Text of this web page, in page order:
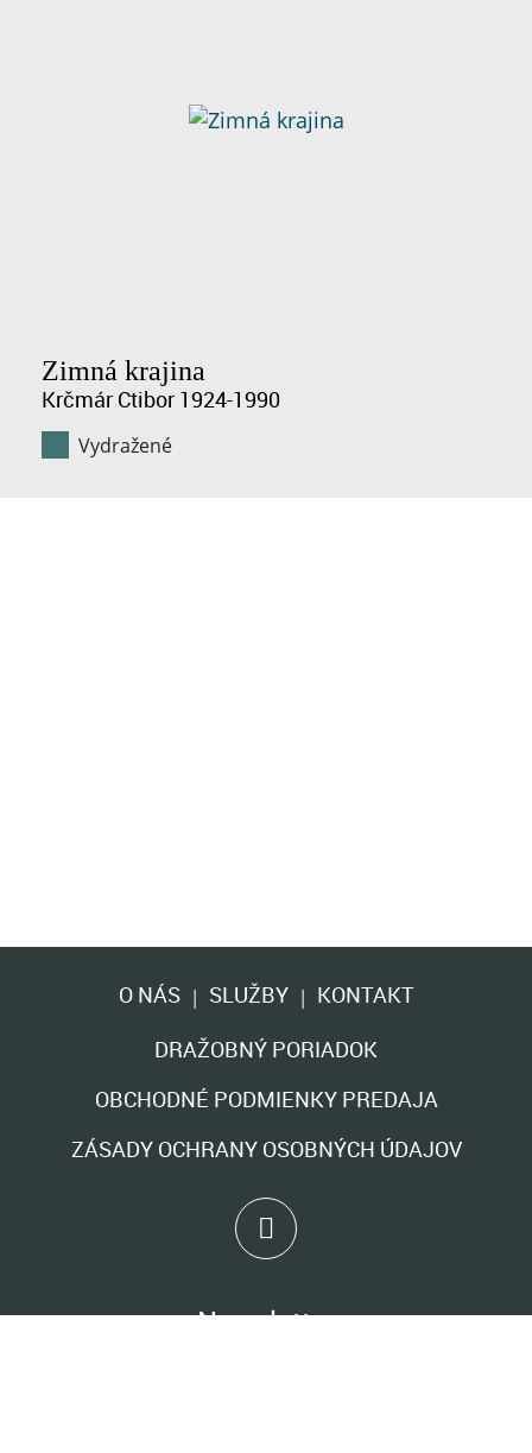
Zimná krajina
Krčmár Ctibor 1924-1990
Vydražené
O NÁS | SLUŽBY | KONTAKT
DRAŽOBNÝ PORIADOK
OBCHODNÉ PODMIENKY PREDAJA
ZÁSADY OCHRANY OSOBNÝCH ÚDAJOV
Newsletter